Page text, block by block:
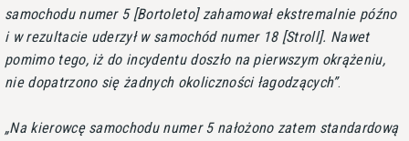
samochodu numer 5 [Bortoleto] zahamował ekstremalnie późno
i w rezultacie uderzył w samochód numer 18 [Stroll]. Nawet
pomimo tego, iż do incydentu doszło na pierwszym okrążeniu,
nie dopatrzono się żadnych okoliczności łagodzących .
Na kierowcę samochodu numer 5 nałożono zatem standardową